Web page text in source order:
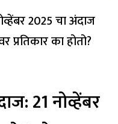
21 नोव्हेंबर